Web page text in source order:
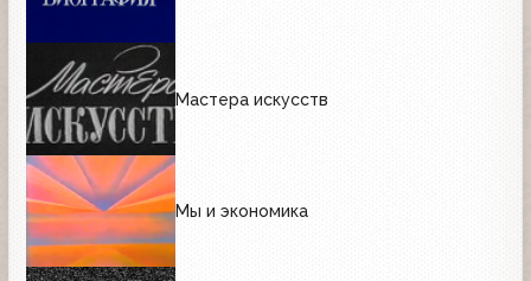
Мастера искусств
Мы и экономика